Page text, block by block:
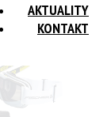
AKTUALITY
KONTAKT